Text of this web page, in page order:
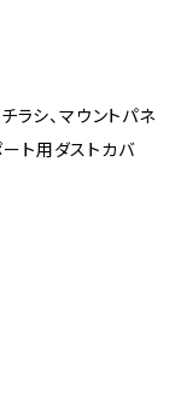
ラシ、マウントパネ
ート用ダストカバ